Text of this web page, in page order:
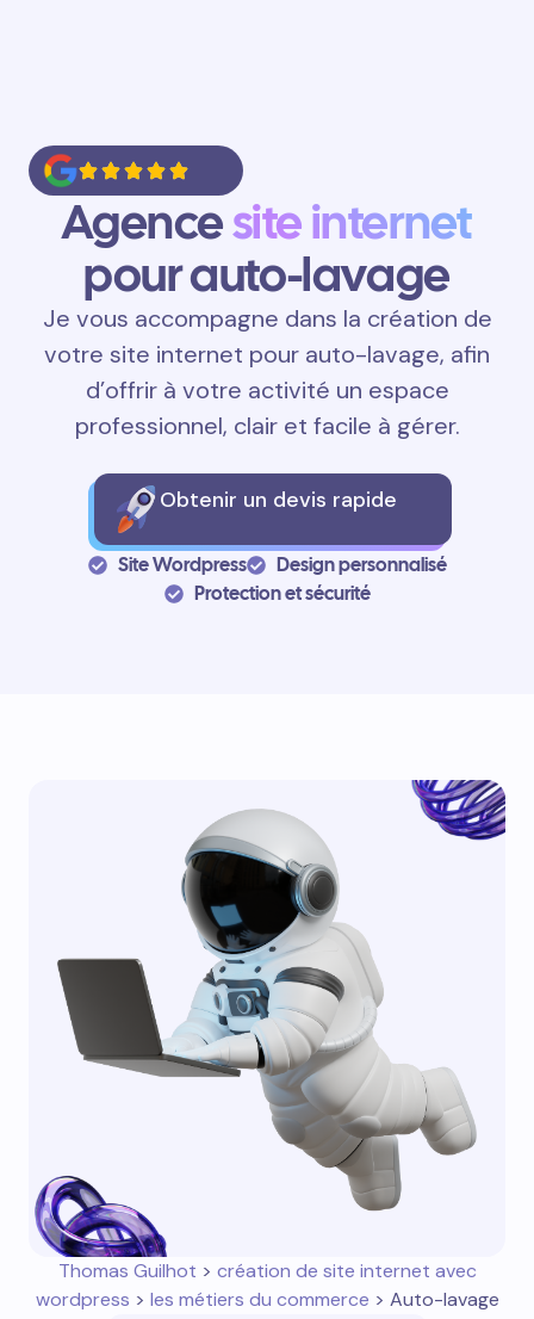
Agencesite internet
pour auto-lavage
Je vous accompagne dans la création de
votre site internet pour auto-lavage, afin
d’offrir à votre activité un espace
professionnel, clair et facile à gérer.
Obtenir un devis rapide
Site Wordpress
Design personnalisé
Protection et sécurité
Thomas Guilhot > création de site internet avec
wordpress > les métiers du commerce > Auto-lavage